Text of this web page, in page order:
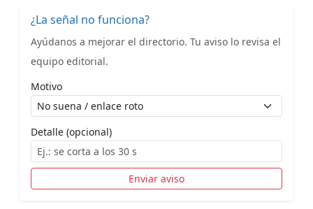
¿La señal no funciona?
Ayúdanos a mejorar el directorio. Tu aviso lo revisa el
equipo editorial.
Motivo
Detalle (opcional)
Enviar aviso